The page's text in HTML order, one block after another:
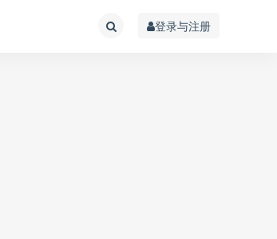
登录与注册